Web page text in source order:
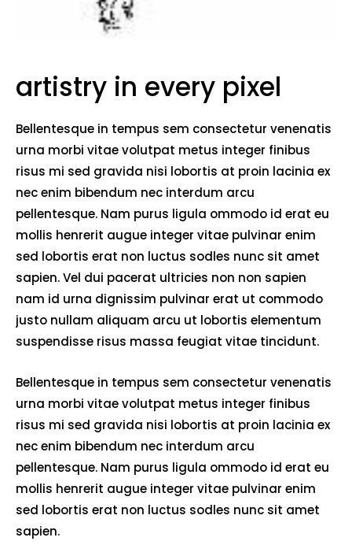
artistry in every pixel
Bellentesque in tempus sem consectetur venenatis
urna morbi vitae volutpat metus integer finibus
risus mi sed gravida nisi lobortis at proin lacinia ex
nec enim bibendum nec interdum arcu
pellentesque. Nam purus ligula ommodo id erat eu
mollis henrerit augue integer vitae pulvinar enim
sed lobortis erat non luctus sodles nunc sit amet
sapien. Vel dui pacerat ultricies non non sapien
nam id urna dignissim pulvinar erat ut commodo
justo nullam aliquam arcu ut lobortis elementum
suspendisse risus massa feugiat vitae tincidunt.
Bellentesque in tempus sem consectetur venenatis
urna morbi vitae volutpat metus integer finibus
risus mi sed gravida nisi lobortis at proin lacinia ex
nec enim bibendum nec interdum arcu
pellentesque. Nam purus ligula ommodo id erat eu
mollis henrerit augue integer vitae pulvinar enim
sed lobortis erat non luctus sodles nunc sit amet
sapien.